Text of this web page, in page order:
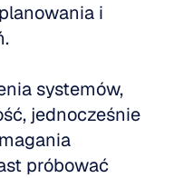
i
systemów,
jednocześnie
próbować